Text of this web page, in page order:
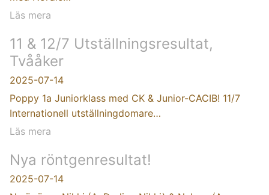
Läs mera
11 & 12/7 Utställningsresultat,
Tvååker
2025-07-14
Poppy 1a Juniorklass med CK & Junior-CACIB! 11/7
Internationell utställningdomare…
Läs mera
Nya röntgenresultat!
2025-07-14